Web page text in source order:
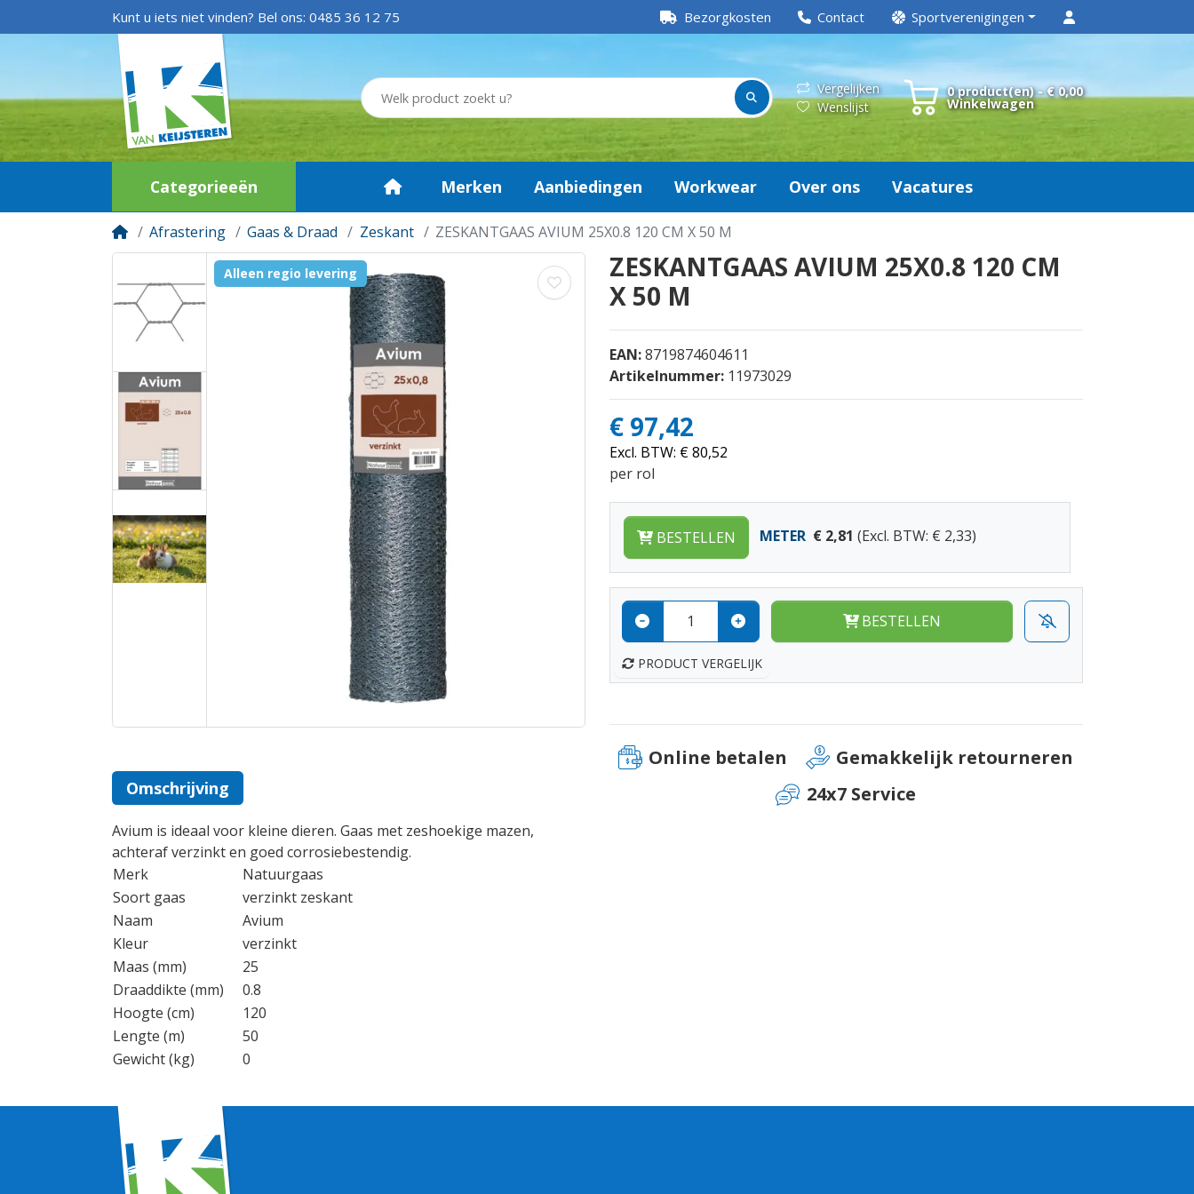
Kunt u iets niet vinden? Bel ons: 0485 36 12 75 Bezorgkosten Contact Sportverenigingen
Vergelijken
Wenslijst
Winkelwagen
0 product(en) - € 0,00
Categorieeën Merken Aanbiedingen Workwear Over ons Vacatures
Afrastering Gaas & Draad Zeskant ZESKANTGAAS AVIUM 25X0.8 120 CM X 50 M
Alleen regio levering
Omschrijving
Avium is ideaal voor kleine dieren. Gaas met zeshoekige mazen,
achteraf verzinkt en goed corrosiebestendig.
Merk
Natuurgaas
Soort gaas
verzinkt zeskant
Naam
Avium
Kleur
verzinkt
Maas (mm)
25
Draaddikte (mm)
0.8
Hoogte (cm)
120
Lengte (m)
50
Gewicht (kg)
0
ZESKANTGAAS AVIUM 25X0.8 120 CM
X 50 M
EAN: 8719874604611
Artikelnummer: 11973029
€ 97,42
Excl. BTW: € 80,52
per rol
BESTELLEN METER € 2,81 (Excl. BTW: € 2,33)
BESTELLEN
PRODUCT VERGELIJK
Online betalen
Gemakkelijk retourneren
24x7 Service